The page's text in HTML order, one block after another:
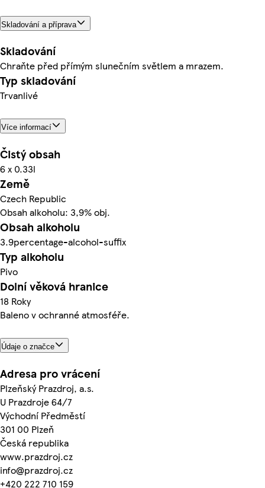
Skladování a příprava
Skladování
Chraňte před přímým slunečním světlem a mrazem.
Typ skladování
Trvanlivé
Více informací
Čistý obsah
6 x 0.33l
Země
Czech Republic
Obsah alkoholu: 3,9% obj.
Obsah alkoholu
3.9percentage-alcohol-suffix
Typ alkoholu
Pivo
Dolní věková hranice
18 Roky
Baleno v ochranné atmosféře.
Údaje o značce
Adresa pro vrácení
Plzeňský Prazdroj, a.s.
U Prazdroje 64/7
Východní Předměstí
301 00 Plzeň
Česká republika
www.prazdroj.cz
info@prazdroj.cz
+420 222 710 159